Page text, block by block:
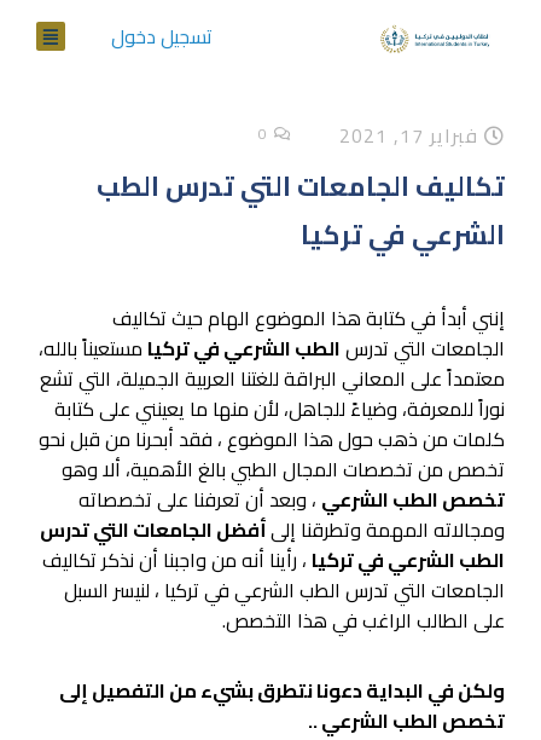
تسجيل دخول
فبراير 17, 2021 0
تكاليف الجامعات التي تدرس الطب
الشرعي في تركيا
إنني أبدأ في كتابة هذا الموضوع الهام حيث تكاليف
الجامعات التي تدرسالطب الشرعي في تركيا مستعيناً بالله،
معتمداً على المعاني البراقة للغتنا العربية الجميلة، التي تشع
نوراً للمعرفة، وضياءً للجاهل، لأن منها ما يعينني على كتابة
كلمات من ذهب حول هذا الموضوع ، فقد أبحرنا من قبل نحو
تخصص من تخصصات المجال الطبي بالغ الأهمية، ألا وهو
تخصص الطب الشرعي ، وبعد أن تعرفنا على تخصصاته
ومجالاته المهمة وتطرقنا إلىأفضل الجامعات التي تدرس
الطب الشرعي في تركيا ، رأينا أنه من واجبنا أن نذكر تكاليف
الجامعات التي تدرس الطب الشرعي في تركيا ، لنيسر السبل
على الطالب الراغب في هذا التخصص.
ولكن في البداية دعونا نتطرق بشيء من التفصيل إلى
تخصص الطب الشرعي ..